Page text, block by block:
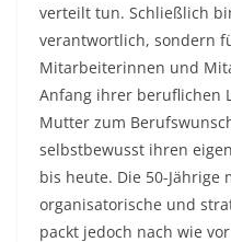
verteilt tun. Schließlich
verantwortlich, sondern
Mitarbeiterinnen und
Anfang ihrer beruflichen
Mutter zum
selbstbewusst ihren
bis heute. Die 50-Jährige
organisatorische und
packt jedoch nach wie